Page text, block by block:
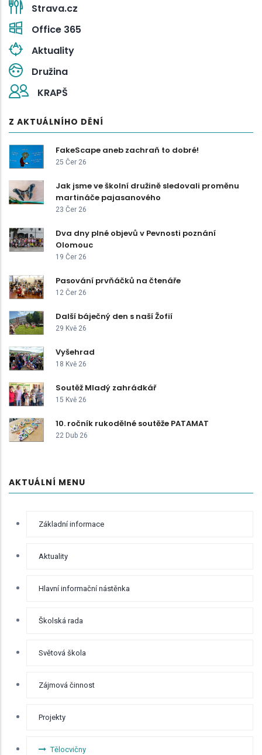
Strava.cz
Office 365
Aktuality
Družina
KRAPŠ
Z AKTUÁLNÍHO DĚNÍ
FakeScape aneb zachraň to dobré!
25 Čer 26
Jak jsme ve školní družině sledovali proměnu
martináče pajasanového
23 Čer 26
Dva dny plné objevů v Pevnosti poznání
Olomouc
19 Čer 26
Pasování prvňáčků na čtenáře
12 Čer 26
Další báječný den s naší Žofií
29 Kvě 26
Vyšehrad
18 Kvě 26
Soutěž Mladý zahrádkář
15 Kvě 26
10. ročník rukodělné soutěže PATAMAT
22 Dub 26
AKTUÁLNÍ MENU
RYCHLÉ
BOČNÍZákladní informace
Aktuality
Hlavní informační nástěnka
Školská rada
Světová škola
Zájmová činnost
Projekty
Tělocvičny